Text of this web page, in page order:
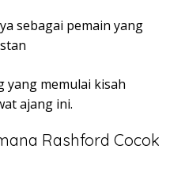
sebagai pemain yang
yang memulai kisah
ajang ini.
Rashford Cocok